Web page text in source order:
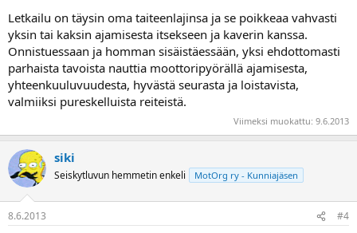
Letkailu on täysin oma taiteenlajinsa ja se poikkeaa vahvasti
yksin tai kaksin ajamisesta itsekseen ja kaverin kanssa.
Onnistuessaan ja homman sisäistäessään, yksi ehdottomasti
parhaista tavoista nauttia moottoripyörällä ajamisesta,
yhteenkuuluvuudesta, hyvästä seurasta ja loistavista,
valmiiksi pureskelluista reiteistä.
Viimeksi muokattu: 9.6.2013
siki
Seiskytluvun hemmetin enkeli MotOrg ry - Kunniajäsen
8.6.2013 #4